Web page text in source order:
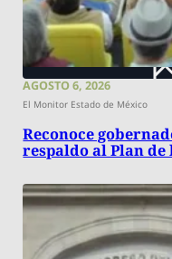
AGOSTO 6, 2026
El Monitor Estado de México
Reconoce
respaldo al Plan